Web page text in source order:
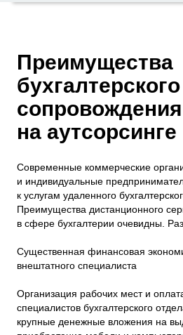
Преимущества
бухгалтерского
сопровождения
на аутсорсинге
Современные коммерческие
и индивидуальные
к услугам удаленного
Преимущества дистанционного
в сфере бухгалтерии очевидны.
Существенная финансовая
внештатного специалиста
Организация рабочих мест и
специалистов бухгалтерского
крупные денежные вложения на